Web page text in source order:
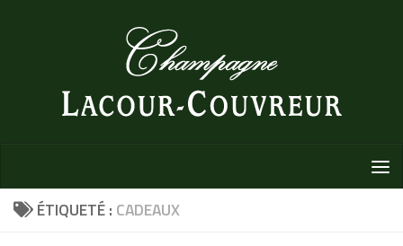
Au dessous du contenu
ÉTIQUETÉ : CADEAUX